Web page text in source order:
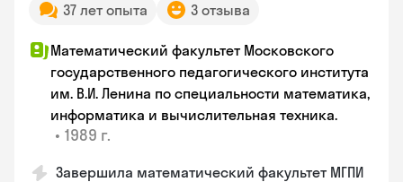
37 лет опыта
3 отзыва
Математический факультет Московского
государственного педагогического института
им. В.И. Ленина по специальности математика,
информатика и вычислительная техника.
• 1989 г.
Завершила математический факультет МГПИ